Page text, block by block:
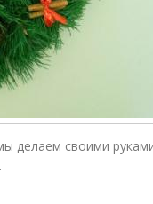
делаем своими